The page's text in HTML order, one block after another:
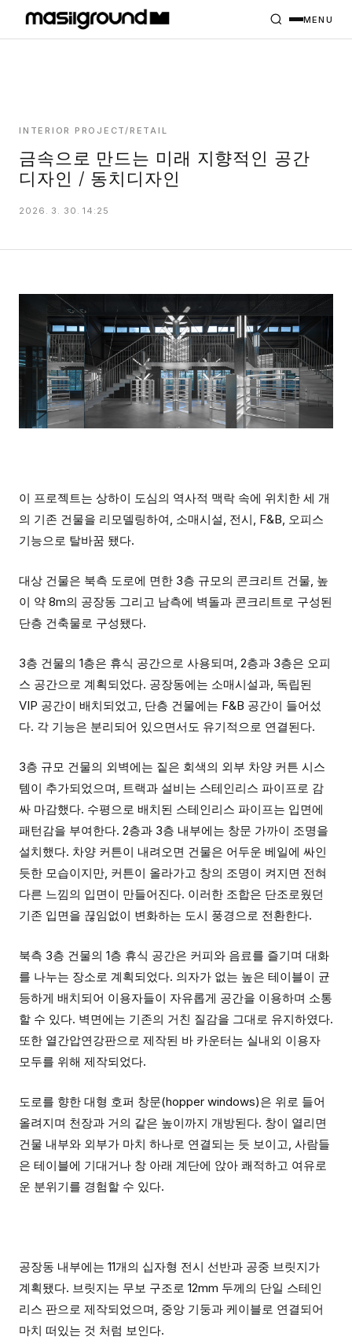
PROJECTS
MASILWIDE
MENU
INTERIOR PROJECT/RETAIL
금속으로 만드는 미래 지향적인 공간
디자인 / 동치디자인
2026. 3. 30. 14:25
이 프로젝트는 상하이 도심의 역사적 맥락 속에 위치한 세 개
의 기존 건물을 리모델링하여, 소매시설, 전시, F&B, 오피스
기능으로 탈바꿈 됐다.
대상 건물은 북측 도로에 면한 3층 규모의 콘크리트 건물, 높
이 약 8m의 공장동 그리고 남측에 벽돌과 콘크리트로 구성된
단층 건축물로 구성됐다.
3층 건물의 1층은 휴식 공간으로 사용되며, 2층과 3층은 오피
스 공간으로 계획되었다. 공장동에는 소매시설과, 독립된
VIP 공간이 배치되었고, 단층 건물에는 F&B 공간이 들어섰
다. 각 기능은 분리되어 있으면서도 유기적으로 연결된다.
3층 규모 건물의 외벽에는 짙은 회색의 외부 차양 커튼 시스
템이 추가되었으며, 트랙과 설비는 스테인리스 파이프로 감
싸 마감했다. 수평으로 배치된 스테인리스 파이프는 입면에
패턴감을 부여한다. 2층과 3층 내부에는 창문 가까이 조명을
설치했다. 차양 커튼이 내려오면 건물은 어두운 베일에 싸인
듯한 모습이지만, 커튼이 올라가고 창의 조명이 켜지면 전혀
다른 느낌의 입면이 만들어진다. 이러한 조합은 단조로웠던
기존 입면을 끊임없이 변화하는 도시 풍경으로 전환한다.
북측 3층 건물의 1층 휴식 공간은 커피와 음료를 즐기며 대화
를 나누는 장소로 계획되었다. 의자가 없는 높은 테이블이 균
등하게 배치되어 이용자들이 자유롭게 공간을 이용하며 소통
할 수 있다. 벽면에는 기존의 거친 질감을 그대로 유지하였다.
또한 열간압연강판으로 제작된 바 카운터는 실내외 이용자
모두를 위해 제작되었다.
도로를 향한 대형 호퍼 창문(hopper windows)은 위로 들어
올려지며 천장과 거의 같은 높이까지 개방된다. 창이 열리면
건물 내부와 외부가 마치 하나로 연결되는 듯 보이고, 사람들
은 테이블에 기대거나 창 아래 계단에 앉아 쾌적하고 여유로
운 분위기를 경험할 수 있다.
공장동 내부에는 11개의 십자형 전시 선반과 공중 브릿지가
계획됐다. 브릿지는 무보 구조로 12mm 두께의 단일 스테인
리스 판으로 제작되었으며, 중앙 기둥과 케이블로 연결되어
마치 떠있는 것 처럼 보인다.